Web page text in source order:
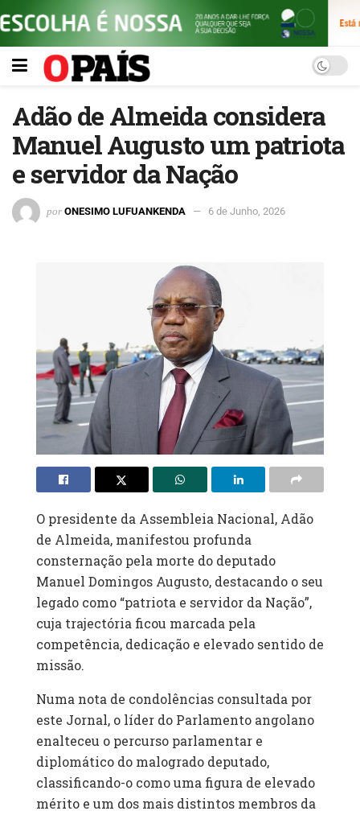
Adão de Almeida considera
Manuel Augusto um patriota
e servidor da Nação
por ONESIMO LUFUANKENDA 6 de Junho, 2026
O presidente da Assembleia Nacional, Adão
de Almeida, manifestou profunda
consternação pela morte do deputado
Manuel Domingos Augusto, destacando o seu
legado como “patriota e servidor da Nação”,
cuja trajectória ficou marcada pela
competência, dedicação e elevado sentido de
missão.
Numa nota de condolências consultada por
este Jornal, o líder do Parlamento angolano
enalteceu o percurso parlamentar e
diplomático do malogrado deputado,
classificando-o como uma figura de elevado
mérito e um dos mais distintos membros da